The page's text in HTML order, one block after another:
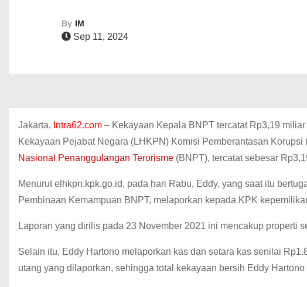
By IM
Sep 11, 2024
Jakarta, Intra62.com – Kekayaan Kepala BNPT tercatat Rp3,19
Kekayaan Pejabat Negara (LHKPN) Komisi Pemberantasan
Nasional Penanggulangan Terorisme (BNPT), tercatat sebesar
Menurut elhkpn.kpk.go.id, pada hari Rabu, Eddy, yang saat itu
Pembinaan Kemampuan BNPT, melaporkan kepada KPK
Laporan yang dirilis pada 23 November 2021 ini mencakup properti
Selain itu, Eddy Hartono melaporkan kas dan setara kas senilai
utang yang dilaporkan, sehingga total kekayaan bersih Eddy